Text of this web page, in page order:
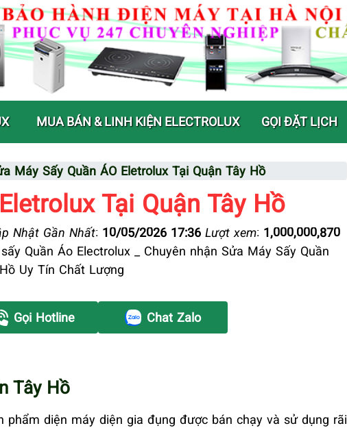
MUA BÁN & LINH KIỆN ELECTROLUX GỌI ĐẶT LỊCH
Máy Sấy Quần ÁO Eletrolux Tại Quận Tây Hồ
Tại Quận Tây Hồ
Nhật Gần Nhất: 10/05/2026 17:36 Lượt xem: 1,000,000,870
Quần Áo Electrolux _ Chuyên nhận Sửa Máy Sấy Quần
Uy Tín Chất Lượng
Gọi Hotline Chat Zalo
Tây Hồ
diện máy diện gia đụng được bán chạy và sử dụng rãi